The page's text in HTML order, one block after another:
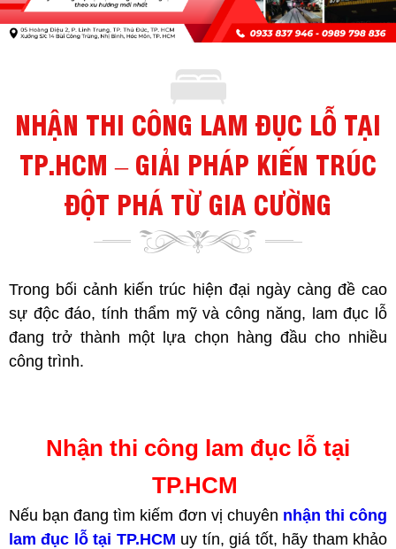
NHẬN THI CÔNG LAM ĐỤC LỖ TẠI
TP.HCM – GIẢI PHÁP KIẾN TRÚC
ĐỘT PHÁ TỪ GIA CƯỜNG
Trong bối cảnh kiến trúc hiện đại ngày càng đề cao
sự độc đáo, tính thẩm mỹ và công năng, lam đục lỗ
đang trở thành một lựa chọn hàng đầu cho nhiều
công trình.
Nhận thi công lam đục lỗ tại
TP.HCM
Nếu bạn đang tìm kiếm đơn vị chuyên nhận thi công
lam đục lỗ tại TP.HCM uy tín, giá tốt, hãy tham khảo